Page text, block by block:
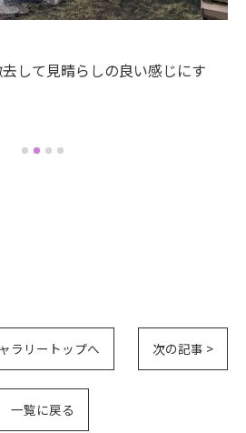
して見晴らしの良い感じにす
ラリートップへ 次の記事 >
一覧に戻る